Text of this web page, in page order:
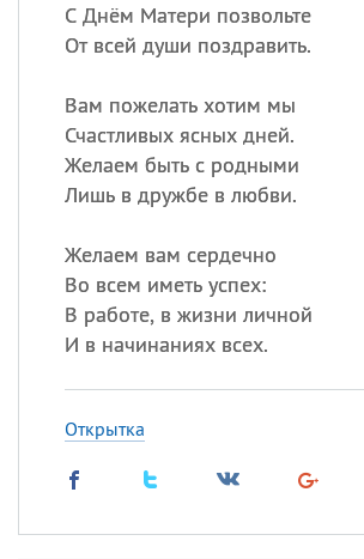
С Днём Матери позвольте
От всей души поздравить.
Вам пожелать хотим мы
Счастливых ясных дней.
Желаем быть с родными
Лишь в дружбе в любви.
Желаем вам сердечно
Во всем иметь успех:
В работе, в жизни личной
И в начинаниях всех.
Открытка